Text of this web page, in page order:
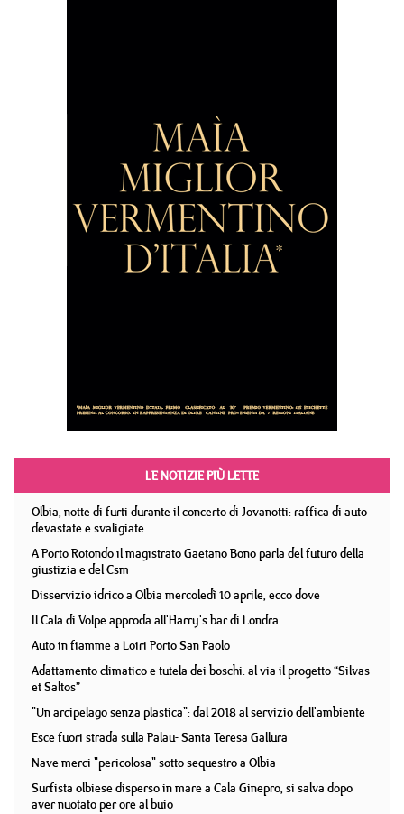
LE NOTIZIE PIÙ LETTE
Olbia, notte di furti durante il concerto di Jovanotti: raffica di auto
devastate e svaligiate
A Porto Rotondo il magistrato Gaetano Bono parla del futuro della
giustizia e del Csm
Disservizio idrico a Olbia mercoledì 10 aprile, ecco dove
Il Cala di Volpe approda all'Harry's bar di Londra
Auto in fiamme a Loiri Porto San Paolo
Adattamento climatico e tutela dei boschi: al via il progetto “Silvas
et Saltos”
"Un arcipelago senza plastica": dal 2018 al servizio dell'ambiente
Esce fuori strada sulla Palau- Santa Teresa Gallura
Nave merci "pericolosa" sotto sequestro a Olbia
Surfista olbiese disperso in mare a Cala Ginepro, si salva dopo
aver nuotato per ore al buio